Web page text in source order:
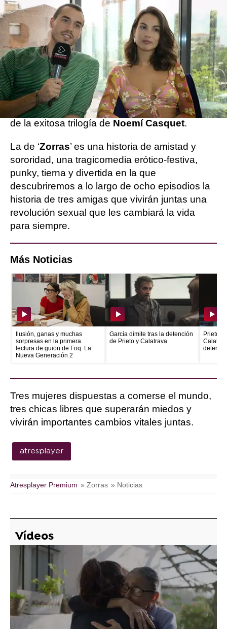
Así es zorras
´
Una historia que retrata a mujeres reales y
moderniza las historias chick-lit. Así es ‘Zorras’,
ya en atresplayer, basada en la primera novela
de la exitosa trilogía de Noemí Casquet.
La de ‘Zorras’ es una historia de amistad y
sororidad, una tragicomedia erótico-festiva,
punky, tierna y divertida en la que
descubriremos a lo largo de ocho episodios la
historia de tres amigas que vivirán juntas una
revolución sexual que les cambiará la vida
para siempre.
Más Noticias
Ilusión, ganas y muchas
sorpresas en la primera
lectura de guion de Foq: La
Nueva Generación 2
García dimite tras la detención
de Prieto y Calatrava
Prieto
Tres mujeres dispuestas a comerse el mundo,
tres chicas libres que superarán miedos y
vivirán importantes cambios vitales juntas.
atresplayer
Atresplayer Premium » Zorras » Noticias
Vídeos